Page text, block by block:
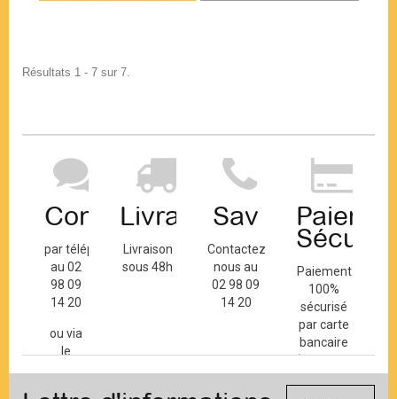
Résultats 1 - 7 sur 7.
Contact
par téléphone
au 02
98 09
14 20
ou via
le
Livraison
Livraison
sous 48h
Sav
Contactez-
nous au
02 98 09
14 20
Paiement
100%
sécurisé
par carte
bancaire
(Mastercard,
Visa, ...) et